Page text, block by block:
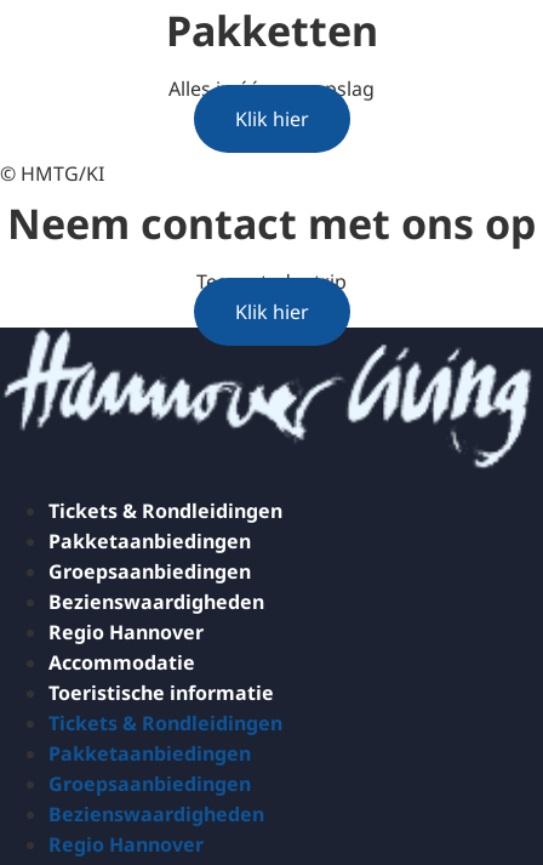
Pakketten
Alles in één oogopslag
Klik hier
© HMTG/KI
Neem contact met ons op
Team stedentrip
Klik hier
Tickets & Rondleidingen
Pakketaanbiedingen
Groepsaanbiedingen
Bezienswaardigheden
Regio Hannover
Accommodatie
Toeristische informatie
Tickets & Rondleidingen
Pakketaanbiedingen
Groepsaanbiedingen
Bezienswaardigheden
Regio Hannover